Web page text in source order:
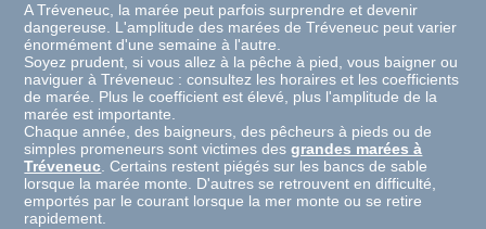
A Tréveneuc, la marée peut parfois surprendre et devenir
dangereuse. L'amplitude des marées de Tréveneuc peut varier
énormément d'une semaine à l'autre.
Soyez prudent, si vous allez à la pêche à pied, vous baigner ou
naviguer à Tréveneuc : consultez les horaires et les coefficients
de marée. Plus le coefficient est élevé, plus l'amplitude de la
marée est importante.
Chaque année, des baigneurs, des pêcheurs à pieds ou de
simples promeneurs sont victimes desgrandes marées à
Tréveneuc. Certains restent piégés sur les bancs de sable
lorsque la marée monte. D'autres se retrouvent en difficulté,
emportés par le courant lorsque la mer monte ou se retire
rapidement.